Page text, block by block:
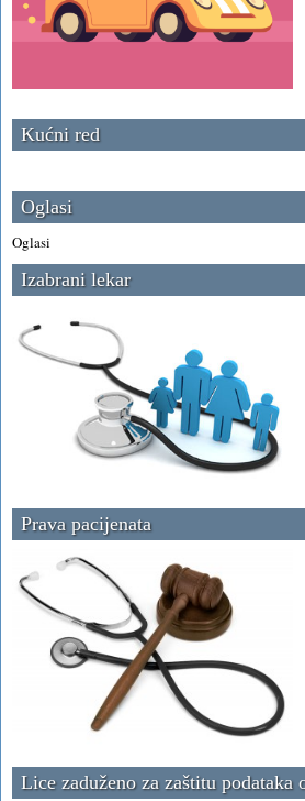
Kućni red
Oglasi
Oglasi
Izabrani lekar
Prava pacijenata
Lice zaduženo za zaštitu podataka